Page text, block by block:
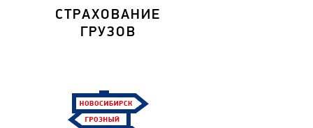
СТРАХОВАНИЕ
ГРУЗОВ